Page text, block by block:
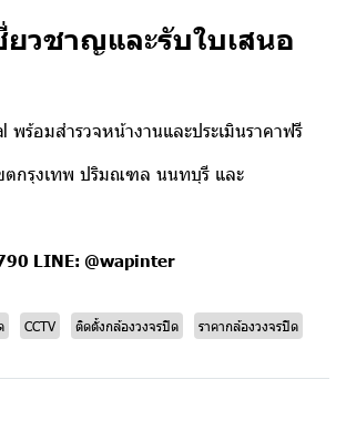
วชาญและรับใบเสนอ
พร้อมสำรวจหน้างานและประเมินราคาฟรี
ตกรุงเทพ ปริมณฑล นนทบุรี และ
LINE: @wapinter
CCTV ติดตั้งกล้องวงจรปิด ราคากล้องวงจรปิด